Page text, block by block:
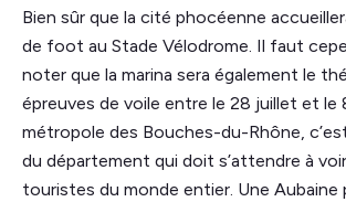
Bien sûr que la cité phocéenne
de foot au Stade Vélodrome. Il faut
noter que la marina sera également le
épreuves de voile entre le 28 juillet et le
métropole des Bouches-du-Rhône,
du département qui doit s’attendre à
touristes du monde entier. Une Aubaine